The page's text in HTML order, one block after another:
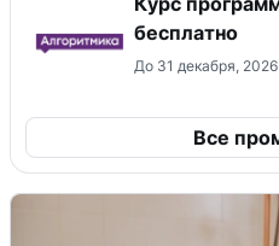
бесплатно
До 31 декабря, 2026
Все